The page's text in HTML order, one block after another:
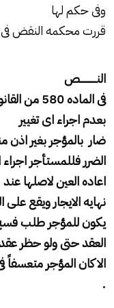
وفى حكم لها
قررت محكمه النقض فى
النــــــــــــص
فى الماده
بعدم اجراء اى تغيير
ضار بالمؤجر بغير اذن
الضرر فللمستأجر
اعاده العين لاصلها عند
نهايه الايجار ويقع
يكون للمؤجر طلب
العقد حتى ولو حظر
الا كان المؤجر
.